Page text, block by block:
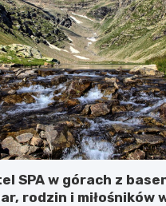
SPA w górach z
rodzin i miłośników